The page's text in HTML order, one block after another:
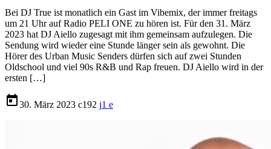
Bei DJ True ist monatlich ein Gast im Vibemix, der immer freitags
um 21 Uhr auf Radio PELI ONE zu hören ist. Für den 31. März
2023 hat DJ Aiello zugesagt mit ihm gemeinsam aufzulegen. Die
Sendung wird wieder eine Stunde länger sein als gewohnt. Die
Hörer des Urban Music Senders dürfen sich auf zwei Stunden
Oldschool und viel 90s R&B und Rap freuen. DJ Aiello wird in der
ersten […]
today30. März 2023 192 1